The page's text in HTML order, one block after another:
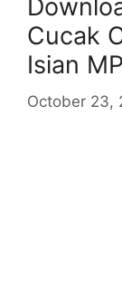
Cucak
Isian
October 23,